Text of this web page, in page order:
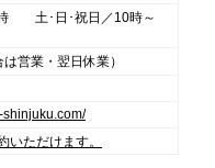
土･日･祝日／10時～
営業・翌日休業）
shinjuku.com/
いただけます。